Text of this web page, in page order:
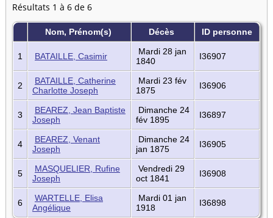
Résultats 1 à 6 de 6
Nom, Prénom(s) Décès ID personne
1 BATAILLE, Casimir
Mardi 28 jan
1840
I36907
2
BATAILLE, Catherine
Charlotte Joseph
Mardi 23 fév
1875
I36906
3
BEAREZ, Jean Baptiste
Joseph
Dimanche 24
fév 1895
I36897
4
BEAREZ, Venant
Joseph
Dimanche 24
jan 1875
I36905
5
MASQUELIER, Rufine
Joseph
Vendredi 29
oct 1841
I36908
6
WARTELLE, Elisa
Angélique
Mardi 01 jan
1918
I36898